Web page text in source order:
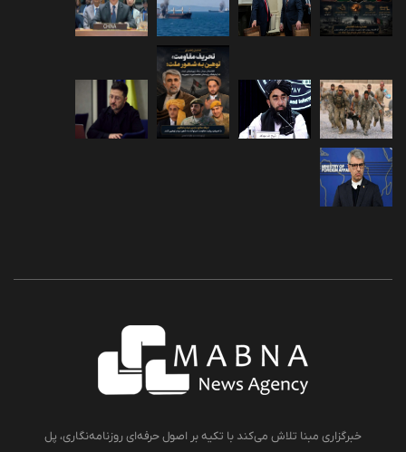
خبرگزاری مبنا تلاش می‌کند با تکیه بر اصول حرفه‌ای روزنامه‌نگاری، پل